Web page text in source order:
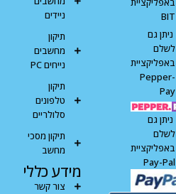
BIT
ניתן גם
לשלם
באפליקציית
Pepper-
Pay
ניתן גם
לשלם
באפליקציית
Pay-Pal
ניידים
תיקון
מחשבים
נייחים PC
תיקון
טלפונים
סלולריים
תיקון מסכי
מחשב
מידע כללי
צור קשר